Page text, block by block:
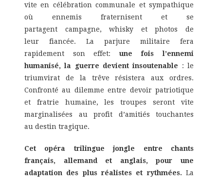
vite en célébration communale et sympathique
où ennemis fraternisent et se
partagent campagne, whisky et photos de
leur fiancée. La parjure militaire fera
rapidement son effet: une fois l’ennemi
humanisé, la guerre devient insoutenable : le
triumvirat de la trêve résistera aux ordres.
Confronté au dilemme entre devoir patriotique
et fratrie humaine, les troupes seront vite
marginalisées au profit d’amitiés touchantes
au destin tragique.
Cet opéra trilingue jongle entre chants
français, allemand et anglais, pour une
adaptation des plus réalistes et rythmées. La